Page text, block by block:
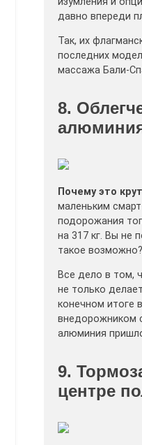
давно впереди
Так, их
последних
массажа Бали-
8.
Почему это
маленьким
подорожания
на 317 кг. Вы не
такое возможно?
Все дело в том,
не только
конечном итоге
внедорожником
алюминия
9.
центре